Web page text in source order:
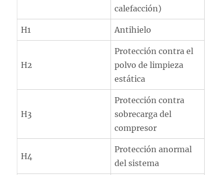
calefacción)
H1 Antihielo
H2
Protección contra el
polvo de limpieza
estática
H3
Protección contra
sobrecarga del
compresor
H4
Protección anormal
del sistema